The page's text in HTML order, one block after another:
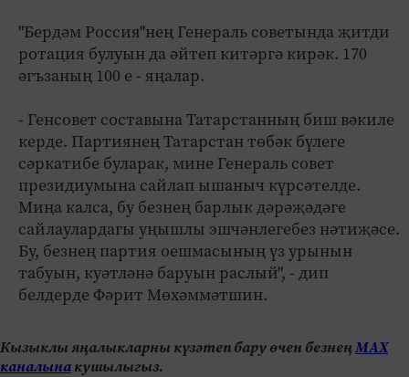
"Бердәм Россия"нең Генераль советында җитди
ротация булуын да әйтеп китәргә кирәк. 170
әгъзаның 100 е - яңалар.
- Генсовет составына Татарстанның биш вәкиле
керде. Партиянең Татарстан төбәк бүлеге
сәркатибе буларак, мине Генераль совет
президиумына сайлап ышаныч күрсәтелде.
Миңа калса, бу безнең барлык дәрәҗәдәге
сайлаулардагы уңышлы эшчәнлегебез нәтиҗәсе.
Бу, безнең партия оешмасының үз урынын
табуын, куәтләнә баруын раслый", - дип
белдерде Фәрит Мөхәммәтшин.
Кызыклы яңалыкларны күзәтеп бару өчен безнеңМАХ
каналынакушылыгыз.